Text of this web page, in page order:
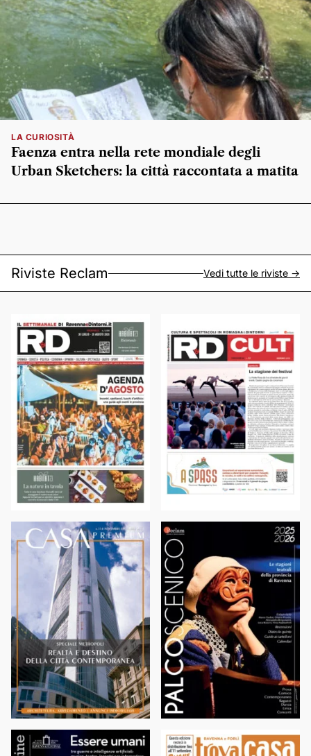
LA CURIOSITÀ
Faenza entra nella rete mondiale degli
Urban Sketchers: la città raccontata a matita
Riviste Reclam Vedi tutte le riviste ->